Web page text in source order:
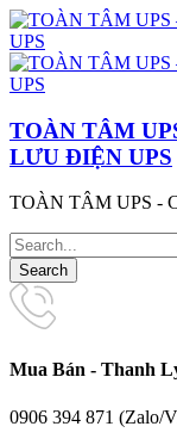
TOÀN TÂM
LƯU ĐIỆN UPS
TOÀN TÂM UPS -
Mua Bán - Thanh
0906 394 871 (Zalo/